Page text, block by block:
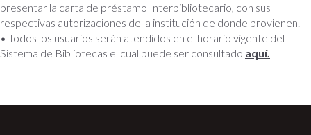
presentar la carta de préstamo Interbibliotecario, con sus
respectivas autorizaciones de la institución de donde provienen.
• Todos los usuarios serán atendidos en el horario vigente del
Sistema de Bibliotecas el cual puede ser consultado aquí.